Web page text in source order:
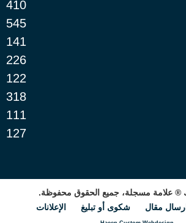
410
545
141
226
122
318
111
127
ارسال مقال شكوى أو تبليغ الإعلانات